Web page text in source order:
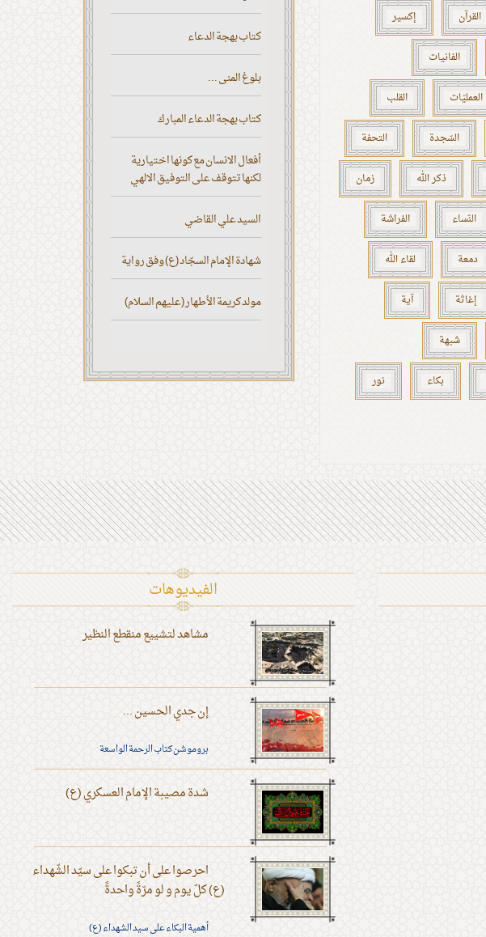
القرآن إكسير
الفانيات
العمليّات القلب
السّجدة التحفة
ذكر الله زمان
النّساء الفراشة
دمعة لقاء الله
إغاثة آية
شبهة
بكاء نور
كتاب بهجة الدعاء
بلوغ المنى ...
كتاب بهجة الدعاء المبارك
أفعال الانسان مع كونها اختيارية
لكنها تتوقف على التوفيق الالهي
السيد علي القاضي
شهادة الإمام السجّاد (ع) وفق رواية
مولد كريمة الأطهار (عليهم السلام)
الفیدیوهات
مشاهد لتشييع منقطع النظير
إن جدي الحسين ...
بروموشن كتاب الرحمة الواسعة
شدة مصيبة الإمام العسكري (ع)
احرصوا على أن تبكوا على سيّد الشّهداء
(ع) كلّ يوم و لو مرّةً واحدةً
أهمية البكاء على سيد الشهداء (ع)